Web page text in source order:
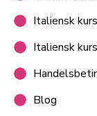
Italiensk
Italiensk
Blog